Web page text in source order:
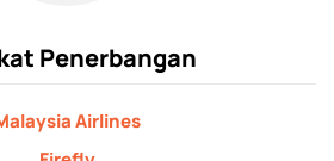
Penerbangan
Airlines